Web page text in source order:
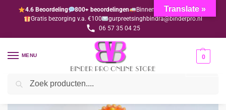
4.6 Beoordeling 800+ beoordelingen
Binnen 1-3 dagen geleverd
Gratis bezorging v.a. €100
gurpreetsinghbindra@binderpro.nl
06 57 35 04 25
MENU 0
Home Navratri / Murti Durga mata 22.5 cm lang
Translate »